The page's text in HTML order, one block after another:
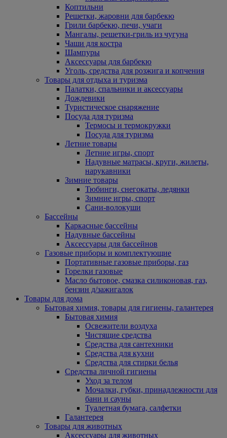
Коптильни
Решетки, жаровни для барбекю
Грили барбекю, печи, учаги
Мангалы, решетки-гриль из чугуна
Чаши для костра
Шампуры
Аксессуары для барбекю
Уголь, средства для розжига и копчения
Товары для отдыха и туризма
Палатки, спальники и аксессуары
Дождевики
Туристическое снаряжение
Посуда для туризма
Термосы и термокружки
Посуда для туризма
Летние товары
Летние игры, спорт
Надувные матрасы, круги, жилеты,
нарукавники
Зимние товары
Тюбинги, снегокаты, ледянки
Зимние игры, спорт
Сани-волокуши
Бассейны
Каркасные бассейны
Надувные бассейны
Аксессуары для бассейнов
Газовые приборы и комплектующие
Портативные газовые приборы, газ
Горелки газовые
Масло бытовое, смазка силиконовая, газ,
бензин д/зажигалок
Товары для дома
Бытовая химия, товары для гигиены, галантерея
Бытовая химия
Освежители воздуха
Чистящие средства
Средства для сантехники
Средства для кухни
Средства для стирки белья
Средства личной гигиены
Уход за телом
Мочалки, губки, принадлежности для
бани и сауны
Туалетная бумага, салфетки
Галантерея
Товары для животных
Аксессуары для животных